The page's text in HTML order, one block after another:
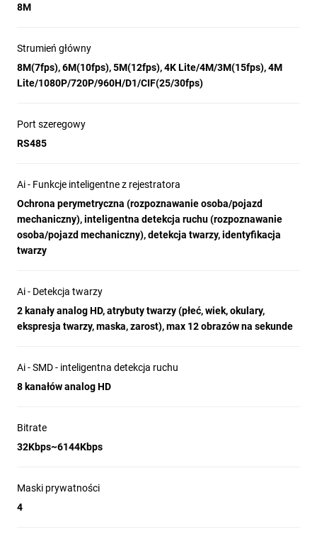
8M
Strumień główny
8M(7fps), 6M(10fps), 5M(12fps), 4K Lite/4M/3M(15fps), 4M
Lite/1080P/720P/960H/D1/CIF(25/30fps)
Port szeregowy
RS485
Ai - Funkcje inteligentne z rejestratora
Ochrona perymetryczna (rozpoznawanie osoba/pojazd
mechaniczny), inteligentna detekcja ruchu (rozpoznawanie
osoba/pojazd mechaniczny), detekcja twarzy, identyfikacja
twarzy
Ai - Detekcja twarzy
2 kanały analog HD, atrybuty twarzy (płeć, wiek, okulary,
ekspresja twarzy, maska, zarost), max 12 obrazów na sekunde
Ai - SMD - inteligentna detekcja ruchu
8 kanałów analog HD
Bitrate
32Kbps~6144Kbps
Maski prywatności
4